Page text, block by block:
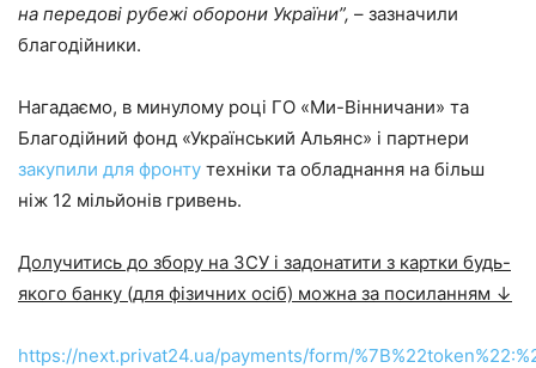
на передові рубежі оборони України”, – зазначили
благодійники.
Нагадаємо, в минулому році ГО «Ми-Вінничани» та
Благодійний фонд «Український Альянс» і партнери
закупили для фронту техніки та обладнання на більш
ніж 12 мільйонів гривень.
Долучитись до збору на ЗСУ і задонатити з картки будь-
якого банку (для фізичних осіб) можна за посиланням ↓
https://next.privat24.ua/payments/form/